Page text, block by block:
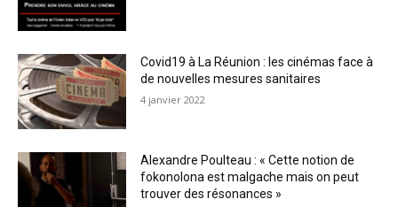
Covid19 à La Réunion : les cinémas face à
de nouvelles mesures sanitaires
4 janvier 2022
Alexandre Poulteau : « Cette notion de
fokonolona est malgache mais on peut
trouver des résonances »